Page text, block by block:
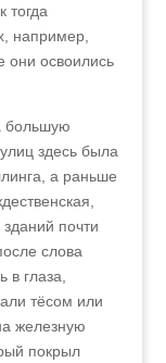
тогда
например,
они освоились
большую
здесь была
а раньше
почти
слова
в глаза,
тёсом или
железную
покрыл